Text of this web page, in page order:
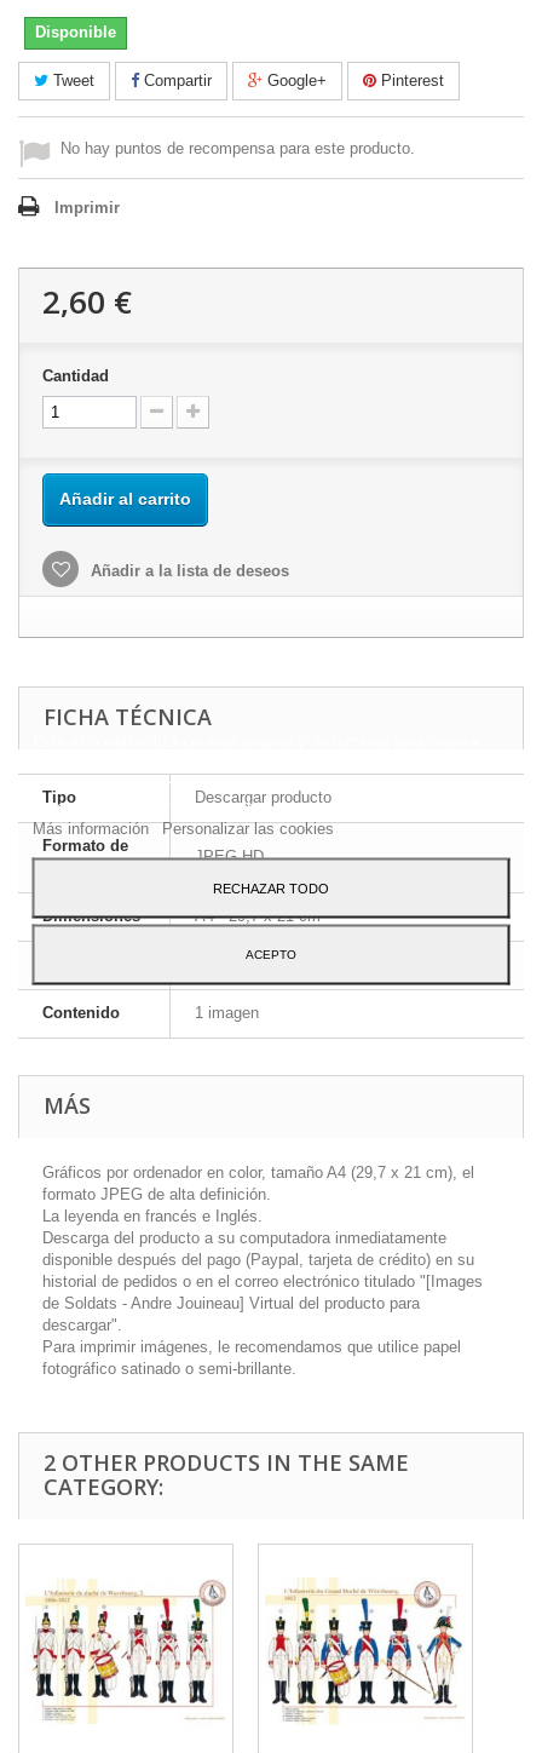
Disponible
Tweet Compartir Google+ Pinterest
No hay puntos de recompensa para este producto.
Imprimir
2,60 €
Cantidad
Añadir al carrito
Añadir a la lista de deseos
FICHA TÉCNICA
Tipo Descargar producto
Formato de
JPEG HD
Dimensiones A4 - 29,7 x 21 cm
Inglés y francés
Contenido 1 imagen
MÁS
Gráficos por ordenador en color, tamaño A4 (29,7 x 21 cm), el
formato JPEG de alta definición.
La leyenda en francés e Inglés.
Descarga del producto a su computadora inmediatamente
disponible después del pago (Paypal, tarjeta de crédito) en su
historial de pedidos o en el correo electrónico titulado "[Images
de Soldats - Andre Jouineau] Virtual del producto para
descargar".
Para imprimir imágenes, le recomendamos que utilice papel
fotográfico satinado o semi-brillante.
2 OTHER PRODUCTS IN THE SAME
CATEGORY:
preferencias mediante el análisis de sus hábitos de navegación.
Para dar su consentimiento sobre su uso pulse el botón Acepto.
Más información Personalizar las cookies
RECHAZAR TODO
ACEPTO